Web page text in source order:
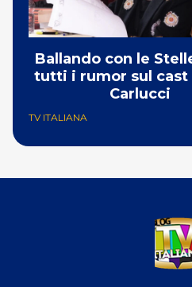
Ballando con le
tutti i rumor sul cast
Carlucci
TV ITALIANA